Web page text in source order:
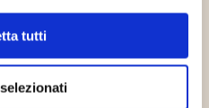
tutti
settembre, si è